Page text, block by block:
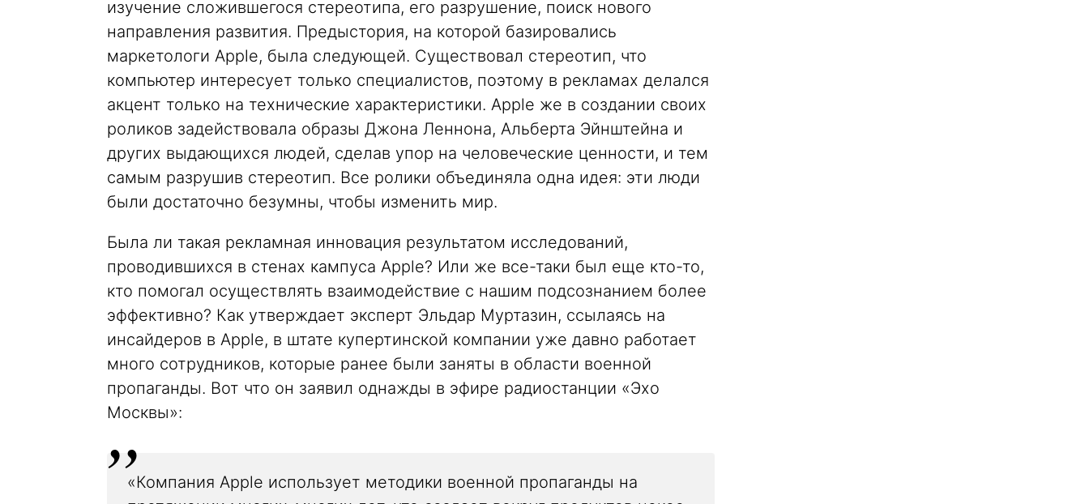
изучение сложившегося стереотипа, его разрушение, поиск нового
направления развития. Предыстория, на которой базировались
маркетологи Apple, была следующей. Существовал стереотип, что
компьютер интересует только специалистов, поэтому в рекламах делался
акцент только на технические характеристики. Apple же в создании своих
роликов задействовала образы Джона Леннона, Альберта Эйнштейна и
других выдающихся людей, сделав упор на человеческие ценности, и тем
самым разрушив стереотип. Все ролики объединяла одна идея: эти люди
были достаточно безумны, чтобы изменить мир.
Была ли такая рекламная инновация результатом исследований,
проводившихся в стенах кампуса Apple? Или же все-таки был еще кто-то,
кто помогал осуществлять взаимодействие с нашим подсознанием более
эффективно? Как утверждает эксперт Эльдар Муртазин, ссылаясь на
инсайдеров в Apple, в штате купертинской компании уже давно работает
много сотрудников, которые ранее были заняты в области военной
пропаганды. Вот что он заявил однажды в эфире радиостанции «Эхо
Москвы»:
«Компания Apple использует методики военной пропаганды на